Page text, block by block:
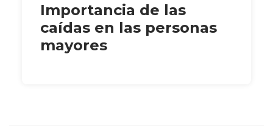
Importancia de las
caídas en las personas
mayores